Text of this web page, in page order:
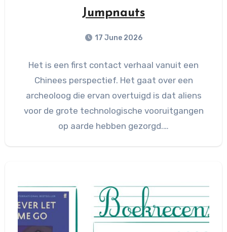
Jumpnauts
17 June 2026
Het is een first contact verhaal vanuit een
Chinees perspectief. Het gaat over een
archeoloog die ervan overtuigd is dat aliens
voor de grote technologische vooruitgangen
op aarde hebben gezorgd.…